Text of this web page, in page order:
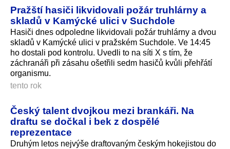
Pražští hasiči likvidovali požár truhlárny a
skladů v Kamýcké ulici v Suchdole
Hasiči dnes odpoledne likvidovali požár truhlárny a dvou
skladů v Kamýcké ulici v pražském Suchdole. Ve 14:45
ho dostali pod kontrolu. Uvedli to na síti X s tím, že
záchranáři při zásahu ošetřili sedm hasičů kvůli přehřátí
organismu.
tento rok
Český talent dvojkou mezi brankáři. Na
draftu se dočkal i bek z dospělé
reprezentace
Druhým letos nejvýše draftovaným českým hokejistou do